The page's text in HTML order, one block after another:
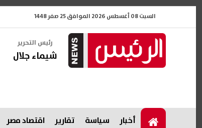
السبت 08 أغسطس 2026 الموافق 25 صفر 1448
رئيس التحرير
شيماء جلال
أخبار سياسة تقارير اقتصاد مصر